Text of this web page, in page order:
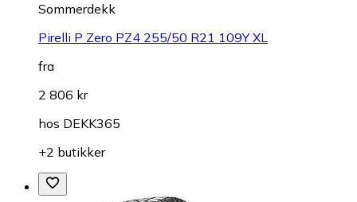
Sommerdekk
Pirelli P Zero PZ4 255/50 R21 109Y XL
fra
2 806 kr
hos DEKK365
+2 butikker